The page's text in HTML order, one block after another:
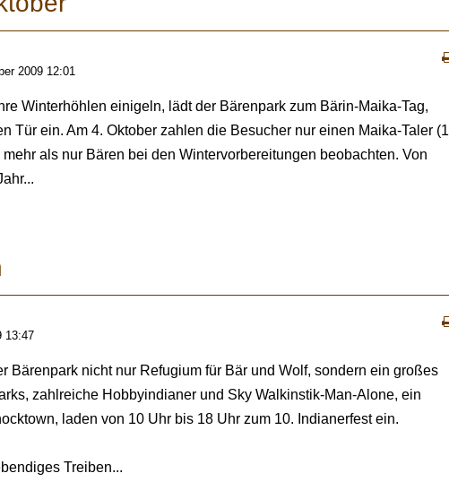
2009 12:01
Winterhöhlen einigeln, lädt der Bärenpark zum Bärin-Maika-Tag,
Tür ein. Am 4. Oktober zahlen die Besucher nur einen Maika-Taler (1
als nur Bären bei den Wintervorbereitungen beobachten. Von
13:47
Bärenpark nicht nur Refugium für Bär und Wolf, sondern ein großes
zahlreiche Hobbyindianer und Sky Walkinstik-Man-Alone, ein
laden von 10 Uhr bis 18 Uhr zum 10. Indianerfest ein.
Treiben...